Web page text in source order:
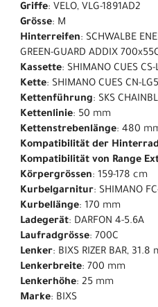
Griffe: VELO, VLG-1891AD2
Grösse: M
Hinterreifen: SCHWALBE
GREEN-GUARD ADDIX
Kassette: SHIMANO CUES CS-
Kette: SHIMANO CUES CN-
Kettenführung: SKS
Kettenlinie: 50 mm
Kettenstrebenlänge: 480
Kompatibilität der
Kompatibilität von Range
Körpergrössen: 159-178 cm
Kurbelgarnitur: SHIMANO
Kurbellänge: 170 mm
Ladegerät: DARFON 4-5.6A
Laufradgrösse: 700C
Lenker: BIXS RIZER BAR, 31.8
Lenkerbreite: 700 mm
Lenkerhöhe: 25 mm
Marke: BIXS